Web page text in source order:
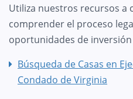
Utiliza nuestros recursos a
comprender el proceso
oportunidades de inversión
Búsqueda de Casas en
Condado de Virginia